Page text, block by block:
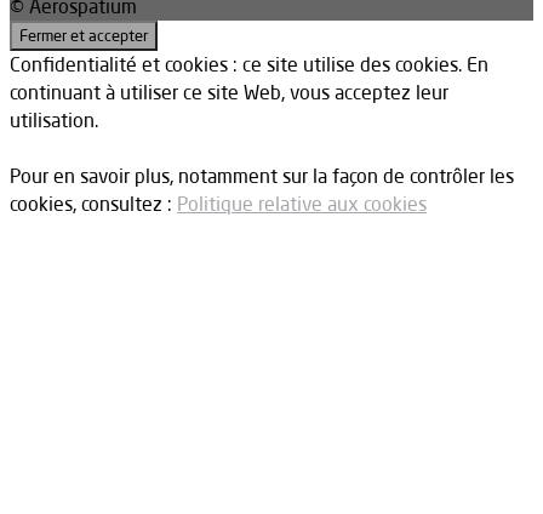
© Aerospatium
Confidentialité et cookies : ce site utilise des cookies. En
continuant à utiliser ce site Web, vous acceptez leur
utilisation.
Pour en savoir plus, notamment sur la façon de contrôler les
cookies, consultez : Politique relative aux cookies